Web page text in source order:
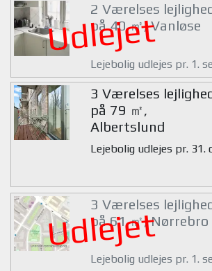
Udlejet
2 Værelses
på 40 ㎡, Vanløse
Lejebolig udlejes pr. 1.
3 Værelses
på 79 ㎡,
Albertslund
Lejebolig udlejes pr. 31.
Udlejet
3 Værelses
på 61 ㎡, Nørrebro
Lejebolig udlejes pr. 1.